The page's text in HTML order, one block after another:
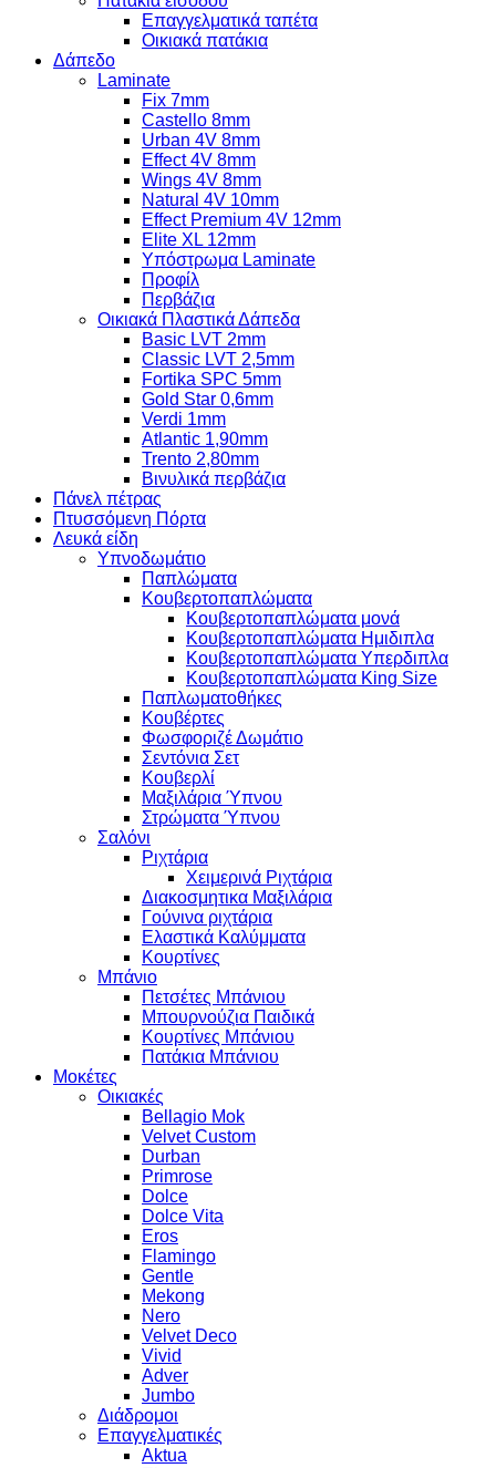
Επαγγελματικά ταπέτα
Οικιακά πατάκια
Δάπεδο
Laminate
Fix 7mm
Castello 8mm
Urban 4V 8mm
Effect 4V 8mm
Wings 4V 8mm
Natural 4V 10mm
Effect Premium 4V 12mm
Elite XL 12mm
Υπόστρωμα Laminate
Προφίλ
Περβάζια
Οικιακά Πλαστικά Δάπεδα
Basic LVT 2mm
Classic LVT 2,5mm
Fortika SPC 5mm
Gold Star 0,6mm
Verdi 1mm
Atlantic 1,90mm
Trento 2,80mm
Βινυλικά περβάζια
Πάνελ πέτρας
Πτυσσόμενη Πόρτα
Λευκά είδη
Υπνοδωμάτιο
Παπλώματα
Κουβερτοπαπλώματα
Κουβερτοπαπλώματα μονά
Κουβερτοπαπλώματα Ημιδιπλα
Κουβερτοπαπλώματα Υπερδιπλα
Κουβερτοπαπλώματα King Size
Παπλωματοθήκες
Κουβέρτες
Φωσφοριζέ Δωμάτιο
Σεντόνια Σετ
Κουβερλί
Μαξιλάρια Ύπνου
Στρώματα Ύπνου
Σαλόνι
Ριχτάρια
Χειμερινά Ριχτάρια
Διακοσμητικα Μαξιλάρια
Γούνινα ριχτάρια
Ελαστικά Καλύμματα
Κουρτίνες
Μπάνιο
Πετσέτες Μπάνιου
Μπουρνούζια Παιδικά
Κουρτίνες Μπάνιου
Πατάκια Μπάνιου
Μοκέτες
Οικιακές
Bellagio Mok
Velvet Custom
Durban
Primrose
Dolce
Dolce Vita
Eros
Flamingo
Gentle
Mekong
Nero
Velvet Deco
Vivid
Adver
Jumbo
Διάδρομοι
Επαγγελματικές
Aktua